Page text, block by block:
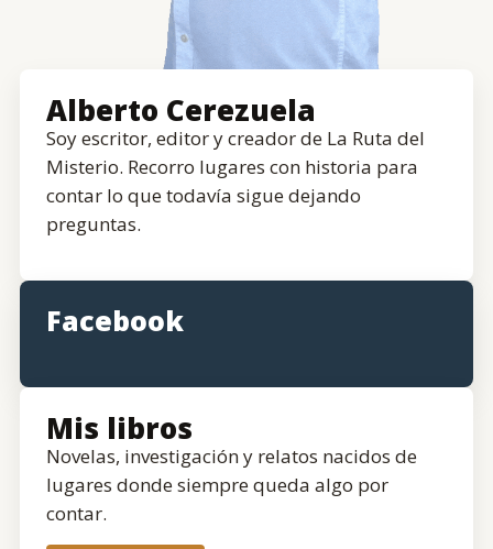
Alberto Cerezuela
Soy escritor, editor y creador de La Ruta del
Misterio. Recorro lugares con historia para
contar lo que todavía sigue dejando
preguntas.
Facebook
Mis libros
Novelas, investigación y relatos nacidos de
lugares donde siempre queda algo por
contar.